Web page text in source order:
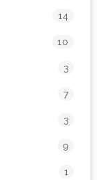
14
10
3
7
3
9
1